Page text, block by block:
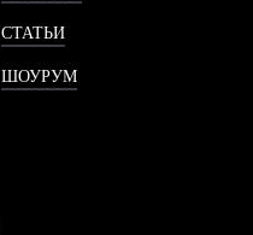
СТАТЬИ
ШОУРУМ